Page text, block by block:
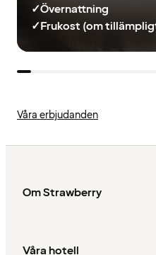
✓Övernattning
✓Frukost (om
Våra erbjudanden
Om Strawberry
Våra hotell